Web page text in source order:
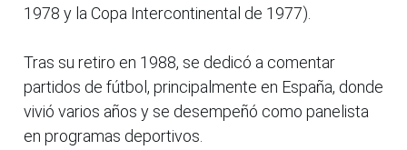
1978 y la Copa Intercontinental de 1977).
Tras su retiro en 1988, se dedicó a comentar
partidos de fútbol, principalmente en España, donde
vivió varios años y se desempeñó como panelista
en programas deportivos.